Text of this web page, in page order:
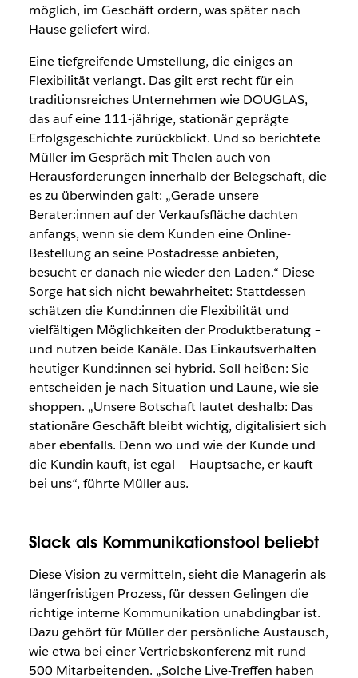
möglich, im Geschäft ordern, was später nach
Hause geliefert wird.
Eine tiefgreifende Umstellung, die einiges an
Flexibilität verlangt. Das gilt erst recht für ein
traditionsreiches Unternehmen wie DOUGLAS,
das auf eine 111-jährige, stationär geprägte
Erfolgsgeschichte zurückblickt. Und so berichtete
Müller im Gespräch mit Thelen auch von
Herausforderungen innerhalb der Belegschaft, die
es zu überwinden galt: „Gerade unsere
Berater:innen auf der Verkaufsfläche dachten
anfangs, wenn sie dem Kunden eine Online-
Bestellung an seine Postadresse anbieten,
besucht er danach nie wieder den Laden.“ Diese
Sorge hat sich nicht bewahrheitet: Stattdessen
schätzen die Kund:innen die Flexibilität und
vielfältigen Möglichkeiten der Produktberatung –
und nutzen beide Kanäle. Das Einkaufsverhalten
heutiger Kund:innen sei hybrid. Soll heißen: Sie
entscheiden je nach Situation und Laune, wie sie
shoppen. „Unsere Botschaft lautet deshalb: Das
stationäre Geschäft bleibt wichtig, digitalisiert sich
aber ebenfalls. Denn wo und wie der Kunde und
die Kundin kauft, ist egal – Hauptsache, er kauft
bei uns“, führte Müller aus.
Slack als Kommunikationstool beliebt
Diese Vision zu vermitteln, sieht die Managerin als
längerfristigen Prozess, für dessen Gelingen die
richtige interne Kommunikation unabdingbar ist.
Dazu gehört für Müller der persönliche Austausch,
wie etwa bei einer Vertriebskonferenz mit rund
500 Mitarbeitenden. „Solche Live-Treffen haben